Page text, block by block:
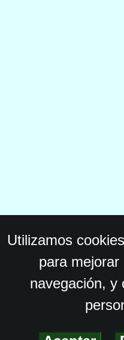
Utilizamos
para mejorar
navegación, y